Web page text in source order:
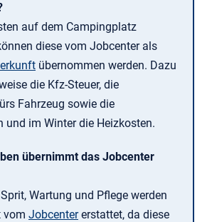
auf dem Campingplatz
diese vom Jobcenter als
übernommen werden. Dazu
die Kfz-Steuer, die
Fahrzeug sowie die
und im Winter die Heizkosten.
übernimmt das Jobcenter
Wartung und Pflege werden
vom Jobcentererstattet, da diese